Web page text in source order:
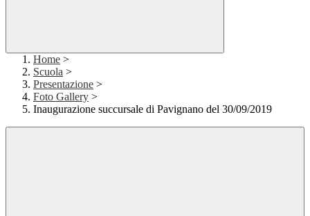
Home >
Scuola >
Presentazione >
Foto Gallery >
Inaugurazione succursale di Pavignano del 30/09/2019